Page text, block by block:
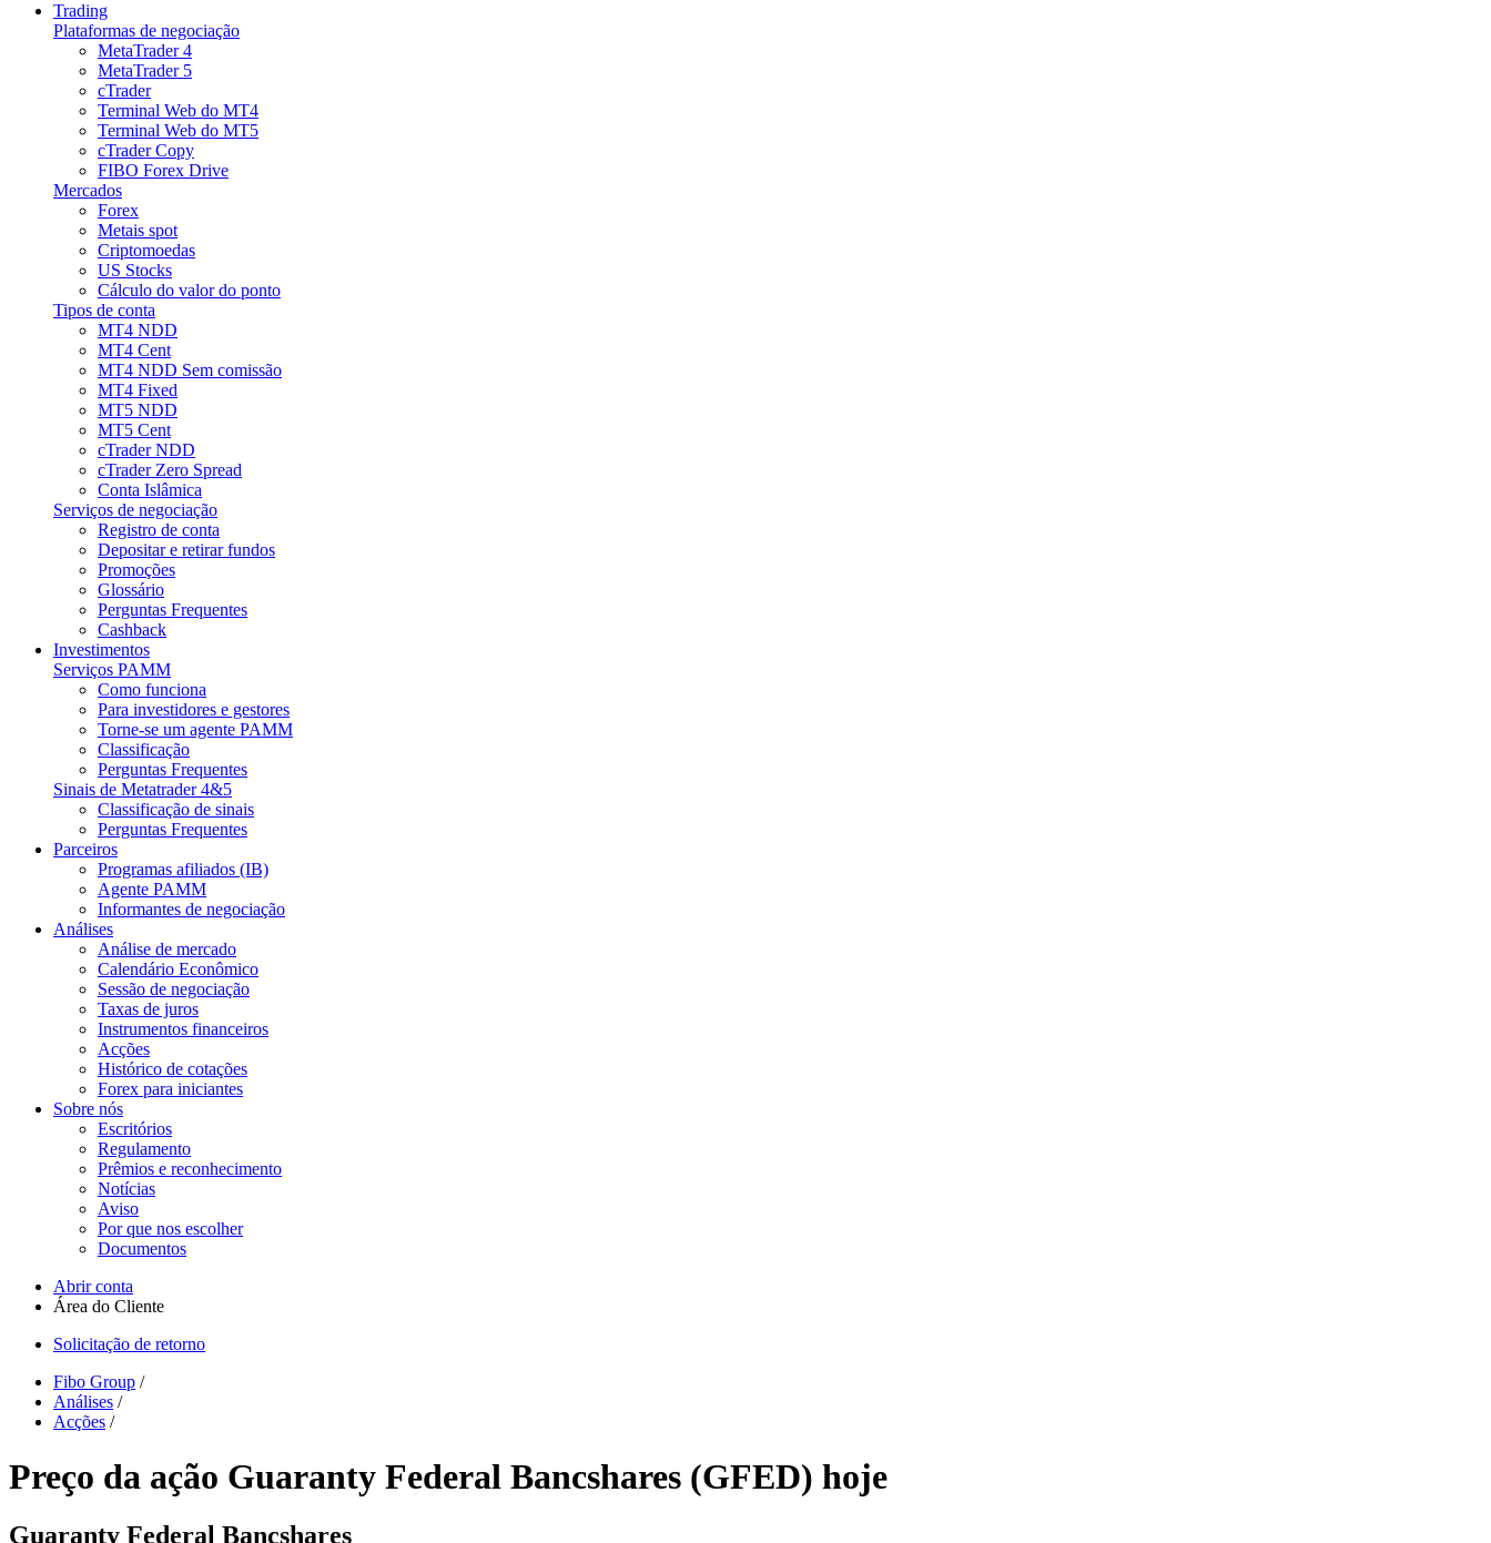
Trading
Plataformas de negociação
MetaTrader 4
MetaTrader 5
cTrader
Terminal Web do MT4
Terminal Web do MT5
cTrader Copy
FIBO Forex Drive
Mercados
Forex
Metais spot
Criptomoedas
US Stocks
Cálculo do valor do ponto
Tipos de conta
MT4 NDD
MT4 Cent
MT4 NDD Sem comissão
MT4 Fixed
MT5 NDD
MT5 Cent
cTrader NDD
cTrader Zero Spread
Conta Islâmica
Serviços de negociação
Registro de conta
Depositar e retirar fundos
Promoções
Glossário
Perguntas Frequentes
Cashback
Investimentos
Serviços PAMM
Como funciona
Para investidores e gestores
Torne-se um agente PAMM
Classificação
Perguntas Frequentes
Sinais de Metatrader 4&5
Classificação de sinais
Perguntas Frequentes
Parceiros
Programas afiliados (IB)
Agente PAMM
Informantes de negociação
Análises
Análise de mercado
Calendário Econômico
Sessão de negociação
Taxas de juros
Instrumentos financeiros
Acções
Histórico de cotações
Forex para iniciantes
Sobre nós
Escritórios
Regulamento
Prêmios e reconhecimento
Notícias
Aviso
Por que nos escolher
Documentos
Abrir conta
Área do Cliente
Solicitação de retorno
Fibo Group /
Análises /
Acções /
Preço da ação Guaranty Federal Bancshares (GFED) hoje
Guaranty Federal Bancshares